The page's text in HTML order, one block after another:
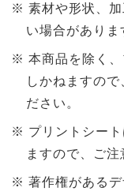
素材や形状、
い場合がありま
本商品を除く
しかねますの
ださい。
プリントシー
ますので、ご注
著作権がある